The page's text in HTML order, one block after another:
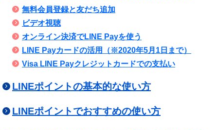
無料会員登録と友だち追加
ビデオ視聴
オンライン決済でLINE Payを使う
LINE Payカードの活用（※2020年5月1日まで）
Visa LINE Payクレジットカードでの支払い
LINEポイントの基本的な使い方
LINEポイントでおすすめの使い方